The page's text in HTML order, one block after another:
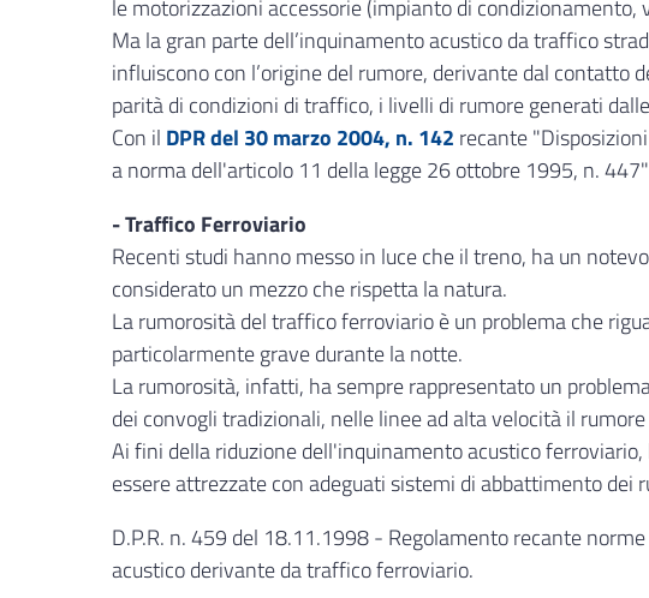
le motorizzazioni accessorie (impianto di condizionamento,
Ma la gran parte dell’inquinamento acustico da traffico
influiscono con l’origine del rumore, derivante dal contatto
parità di condizioni di traffico, i livelli di rumore generati
Con il DPR del 30 marzo 2004, n. 142 recante
a norma dell'articolo 11 della legge 26 ottobre 1995, n.
- Traffico Ferroviario
Recenti studi hanno messo in luce che il treno, ha un
considerato un mezzo che rispetta la natura.
La rumorosità del traffico ferroviario è un problema che
particolarmente grave durante la notte.
La rumorosità, infatti, ha sempre rappresentato un
dei convogli tradizionali, nelle linee ad alta velocità il
Ai fini della riduzione dell'inquinamento acustico
essere attrezzate con adeguati sistemi di abbattimento
D.P.R. n. 459 del 18.11.1998 - Regolamento recante
acustico derivante da traffico ferroviario.